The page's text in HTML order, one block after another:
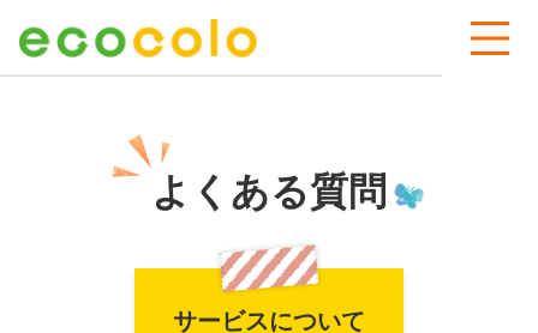
よくある質問
サービスについて